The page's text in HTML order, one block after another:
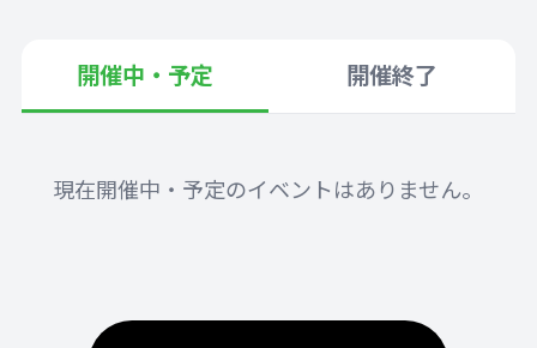
開催中・予定 開催終了
現在開催中・予定のイベントはありません。